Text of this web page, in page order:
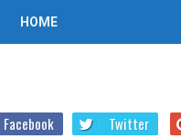
HOME
TOEIC勉強法 TOEIC Part2はこの問題集
Facebook Twitter